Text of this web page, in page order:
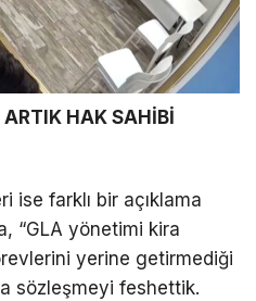
HAK SAHİBİ
ise farklı bir açıklama
“GLA yönetimi kira
yerine getirmediği
sözleşmeyi feshettik.